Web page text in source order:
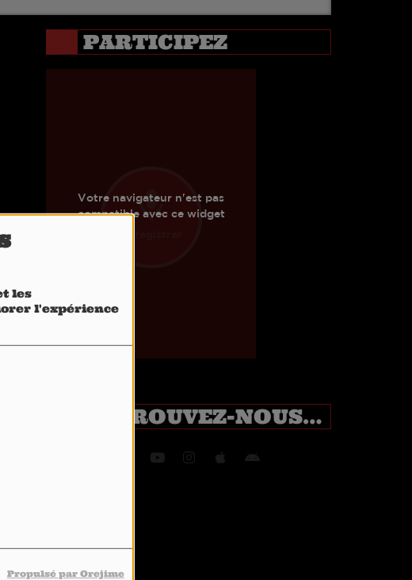
les
l'expérience
Propulsé par Orejime
PARTICIPEZ
RETROUVEZ-NOUS SUR